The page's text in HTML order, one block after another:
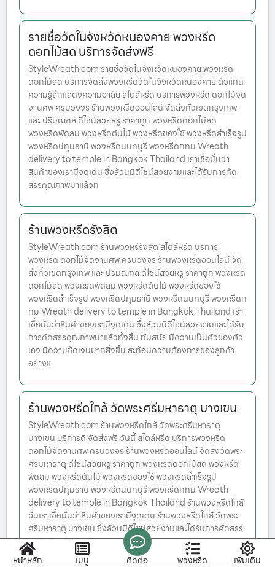
รายชื่อวัดในจังหวัดหนองคาย พวงหรีด
ดอกไม้สด บริการจัดส่งฟรี
StyleWreath.com รายชื่อวัดในจังหวัดหนองคาย พวงหรีด
ดอกไม้สด บริการจัดส่งพวงหรีดวัดในจังหวัดหนองคาย ตัวแทน
ความรู้สึกแสดงความอาลัย สไตล์หรีด บริการพวงหรีด ดอกไม้จัด
งานศพ ครบวงจร ร้านพวงหรีดออนไลน์ จัดส่งทั่วเขตกรุงเทพ
และ ปริมณฑล ดีไซน์สวยหรู ราคาถูก พวงหรีดดอกไม้สด
พวงหรีดพัดลม พวงหรีดต้นไม้ พวงหรีดของใช้ พวงหรีดสำเร็จรูป
พวงหรีดปทุมธานี พวงหรีดนนทบุรี พวงหรีดกทม Wreath
delivery to temple in Bangkok Thailand เราเชื่อมั่นว่า
สินค้าของเรามีจุดเด่น ซึ่งล้วนมีดีไซน์สวยงามและได้รับการคัด
สรรคุณภาพมาแล้วท
ร้านพวงหรีดรังสิต
StyleWreath.com ร้านพวงหรีรังสิต สไตล์หรีด บริการ
พวงหรีด ดอกไม้จัดงานศพ ครบวงจร ร้านพวงหรีดออนไลน์ จัด
ส่งทั่วเขตกรุงเทพ และ ปริมณฑล ดีไซน์สวยหรู ราคาถูก พวงหรีด
ดอกไม้สด พวงหรีดพัดลม พวงหรีดต้นไม้ พวงหรีดของใช้
พวงหรีดสำเร็จรูป พวงหรีดปทุมธานี พวงหรีดนนทบุรี พวงหรีดก
ทม Wreath delivery to temple in Bangkok Thailand เรา
เชื่อมั่นว่าสินค้าของเรามีจุดเด่น ซึ่งล้วนมีดีไซน์สวยงามและได้รับ
การคัดสรรคุณภาพมาแล้วทั้งสิ้น ทันสมัย มีความเป็นตัวของตัว
เอง มีความชัดเจนมากยิ่งขึ้น สะท้อนความต้องการของลูกค้า
อย่างแ
ร้านพวงหรีดใกล้ วัดพระศรีมหาธาตุ บางเขน
StyleWreath.com ร้านพวงหรีดใกล้ วัดพระศรีมหาธาตุ
บางเขน บริการดี จัดส่งฟรี วันนี้ สไตล์หรีด บริการพวงหรีด
ดอกไม้จัดงานศพ ครบวงจร ร้านพวงหรีดออนไลน์ จัดส่งวัดพระ
ศรีมหาธาตุ ดีไซน์สวยหรู ราคาถูก พวงหรีดดอกไม้สด พวงหรีด
พัดลม พวงหรีดต้นไม้ พวงหรีดของใช้ พวงหรีดสำเร็จรูป
พวงหรีดปทุมธานี พวงหรีดนนทบุรี พวงหรีดกทม Wreath
delivery to temple in Bangkok Thailand ร้านพวงหรีดใกล้
ฉันเราเชื่อมั่นว่าสินค้าของเรามีจุดเด่น ร้านพวงหรีดใกล้ วัดพระ
ศรีมหาธาตุ บางเขน ซึ่งล้วนมีดีไซน์สวยงามและได้รับการคัดสรร
คุณภาพมาแล้
หน้าหลัก
เมนู ติดต่อ พวงหรีด เพิ่มเติม